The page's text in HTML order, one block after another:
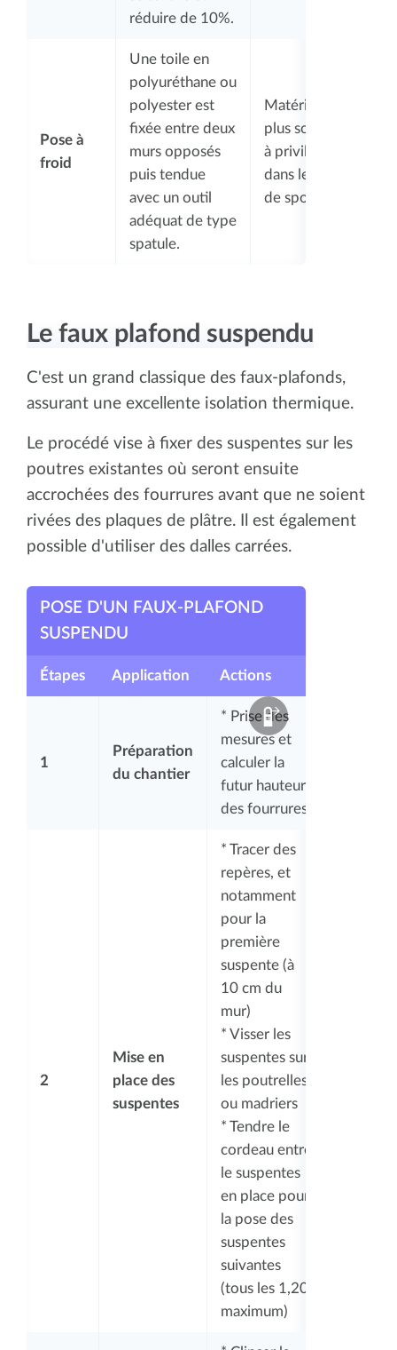
réduire de 10%.
Pose à
froid
Une toile en
polyuréthane ou
polyester est
fixée entre deux
murs opposés
puis tendue
avec un outil
adéquat de type
spatule.
Matériau
plus solide
à privilégier
dans le cas
de spots
Le faux plafond suspendu
C'est un grand classique des faux-plafonds,
assurant une excellente isolation thermique.
Le procédé vise à fixer des suspentes sur les
poutres existantes où seront ensuite
accrochées des fourrures avant que ne soient
rivées des plaques de plâtre. Il est également
possible d'utiliser des dalles carrées.
Étapes Application Actions
POSE D'UN FAUX-PLAFOND
SUSPENDU
1
Préparation
du chantier
* Prise des
mesures et
calculer la
futur hauteur
des fourrures
2
Mise en
place des
suspentes
* Tracer des
repères, et
notamment
pour la
première
suspente (à
10 cm du
mur)
* Visser les
suspentes sur
les poutrelles
ou madriers
* Tendre le
cordeau entre
le suspentes
en place pour
la pose des
suspentes
suivantes
(tous les 1,20
maximum)